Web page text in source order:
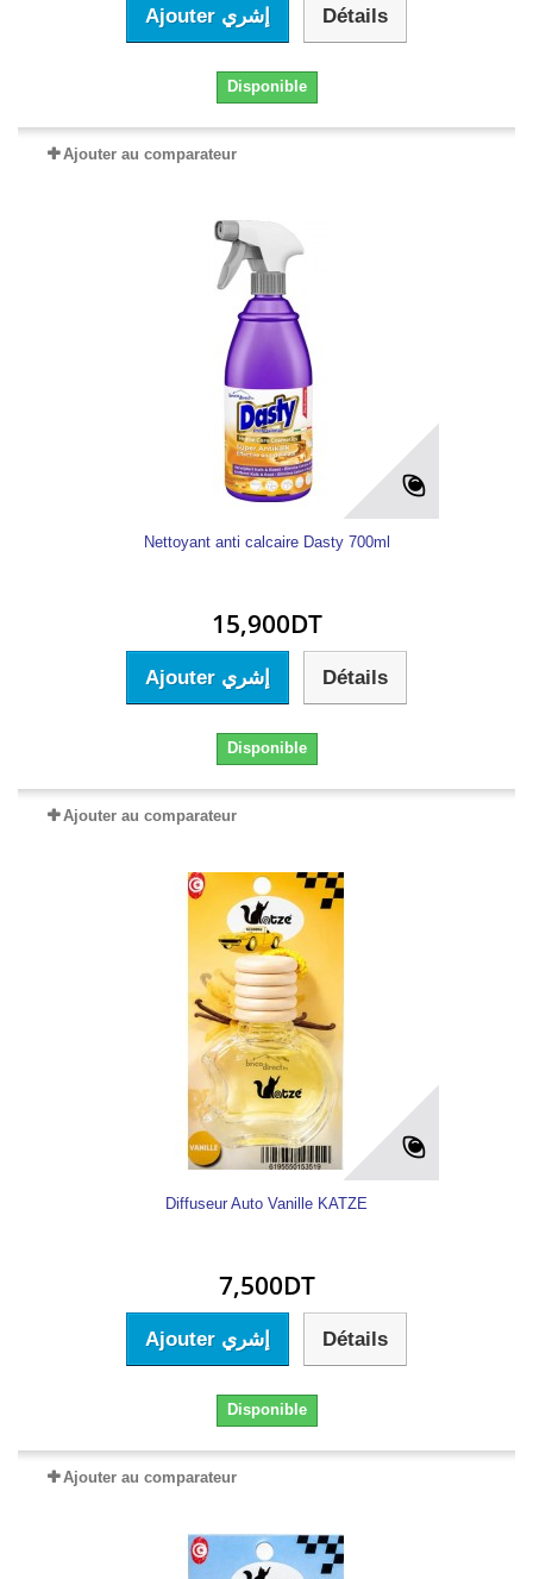
Ajouter إشري Détails
Disponible
Ajouter au comparateur
Nettoyant anti calcaire Dasty 700ml
15,900DT
Ajouter إشري Détails
Disponible
Ajouter au comparateur
Diffuseur Auto Vanille KATZE
7,500DT
Ajouter إشري Détails
Disponible
Ajouter au comparateur